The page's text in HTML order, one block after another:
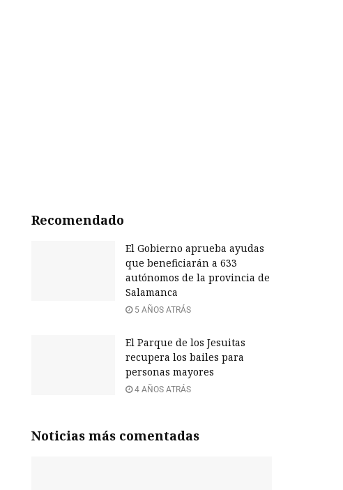
Recomendado
El Gobierno aprueba ayudas
que beneficiarán a 633
autónomos de la provincia de
Salamanca
5 AÑOS ATRÁS
El Parque de los Jesuitas
recupera los bailes para
personas mayores
4 AÑOS ATRÁS
Noticias más comentadas